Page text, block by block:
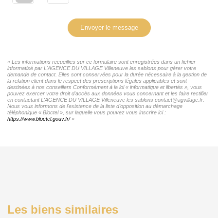
Envoyer le message
« Les informations recueillies sur ce formulaire sont enregistrées dans un fichier
informatisé par L'AGENCE DU VILLAGE Villeneuve les sablons pour gérer votre
demande de contact. Elles sont conservées pour la durée nécessaire à la gestion de
la relation client dans le respect des prescriptions légales applicables et sont
destinées à nos conseillers Conformément à la loi « informatique et libertés », vous
pouvez exercer votre droit d'accès aux données vous concernant et les faire rectifier
en contactant L'AGENCE DU VILLAGE Villeneuve les sablons contact@agvillage.fr.
Nous vous informons de l'existence de la liste d'opposition au démarchage
téléphonique « Bloctel », sur laquelle vous pouvez vous inscrire ici :
https://www.bloctel.gouv.fr/»
Les biens similaires